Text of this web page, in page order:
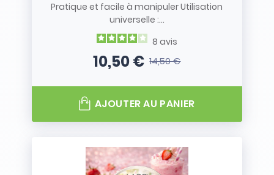
Pratique et facile à manipuler Utilisation
universelle :...
8 avis
Prix
10,50 €Prix de base
14,50 €
AJOUTER AU PANIER